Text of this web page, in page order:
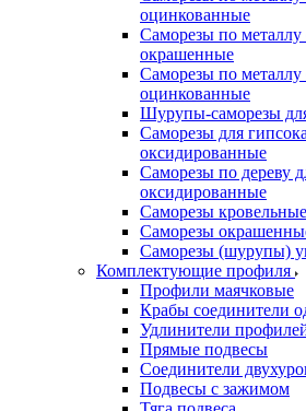
оцинкованные
Саморезы по металлу
окрашенные
Саморезы по металлу
оцинкованные
Шурупы-саморезы
Саморезы для
оксидированные
Саморезы по дереву
оксидированные
Саморезы
Саморезы
Саморезы (шурупы)
Комплектующие профиля
Профили маячковые
Крабы соединители
Удлинители
Прямые подвесы
Соединители
Подвесы с зажимом